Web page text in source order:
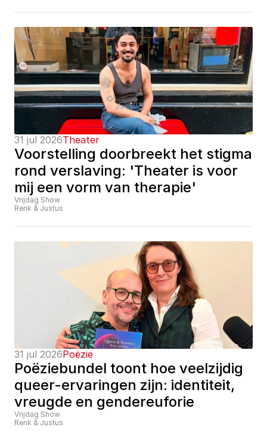
31 jul 2026Theater
Voorstelling doorbreekt het stigma
rond verslaving: 'Theater is voor
mij een vorm van therapie'
Vrijdag Show
Renk & Justus
31 jul 2026Poëzie
Poëziebundel toont hoe veelzijdig
queer-ervaringen zijn: identiteit,
vreugde en gendereuforie
Vrijdag Show
Renk & Justus